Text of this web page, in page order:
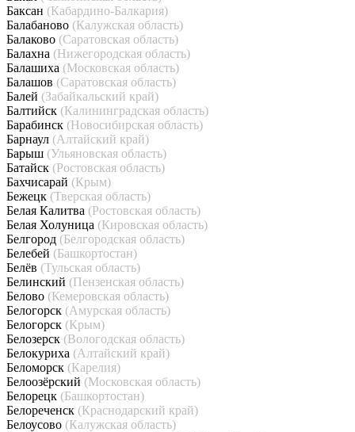
Баксан (Кабардино-Балкария)
Балабаново (Калужская область)
Балаково (Саратовская область)
Балахна (Нижегородская область)
Балашиха (Московская область)
Балашов (Саратовская область)
Балей (Забайкальский край)
Балтийск (Калининградская область)
Барабинск (Новосибирская область)
Барнаул (Алтайский край)
Барыш (Ульяновская область)
Батайск (Ростовская область)
Бахчисарай (Крым)
Бежецк (Тверская область)
Белая Калитва (Ростовская область)
Белая Холуница (Кировская область)
Белгород (Белгородская область)
Белебей (Башкортостан)
Белёв (Тульская область)
Белинский (Пензенская область)
Белово (Кемеровская область)
Белогорск (Амурская область)
Белогорск (Крым)
Белозерск (Вологодская область)
Белокуриха (Алтайский край)
Беломорск (Карелия)
Белоозёрский (Московская область)
Белорецк (Башкортостан)
Белореченск (Краснодарский край)
Белоусово (Калужская область)